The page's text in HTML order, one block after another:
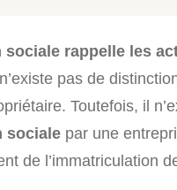
sociale rappelle les
pas de
Toutefois, il
sociale par une
de l’immatriculation